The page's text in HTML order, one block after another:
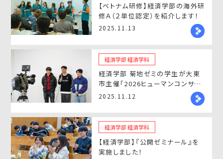
【ベトナム研修】経済学部の海外研
修Ａ（２単位認定）を紹介します！
2025.11.13
経済学部 経済学科
経済学部 菊地ゼミの学生が大東
市主催「2026ヒューマンコンサー
ト」の開催に向けてプレゼン
2025.11.12
経済学部 経済学科
【経済学部】『公開ゼミナール』を
実施しました！